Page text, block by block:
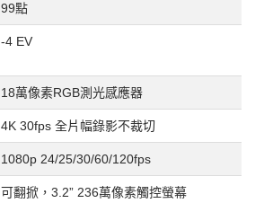
99點
-4 EV
18萬像素RGB測光感應器
4K 30fps 全片幅錄影不裁切
1080p 24/25/30/60/120fps
可翻掀，3.2” 236萬像素觸控螢幕